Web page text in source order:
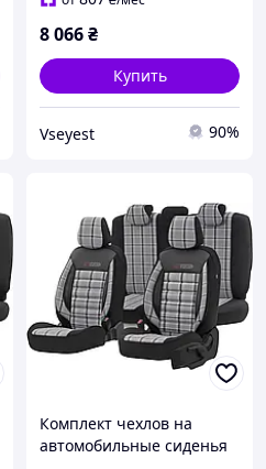
8 066₴
Купить
Vseyest 90%
Комплект чехлов на
автомобильные сиденья